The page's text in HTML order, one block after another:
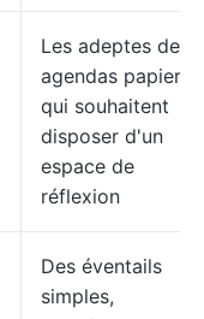
Les adeptes des
agendas papier
qui souhaitent
disposer d'un
espace de
réflexion
Des éventails
simples,